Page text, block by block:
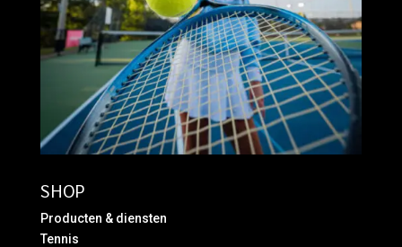
SHOP
Producten & diensten
Tennis